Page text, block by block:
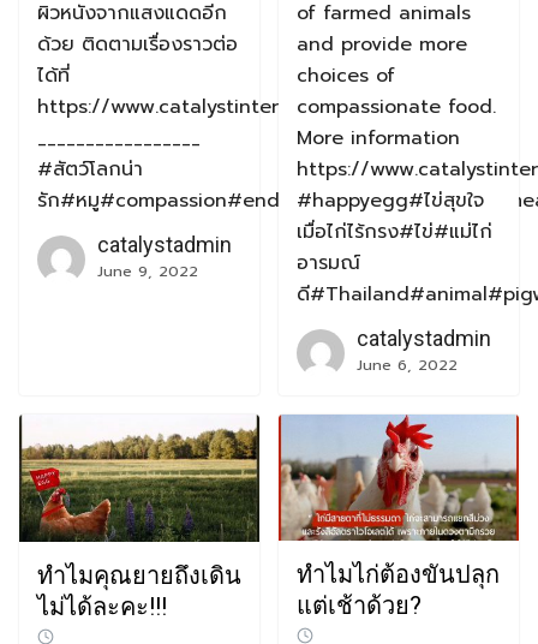
ผิวหนังจากแสงแดดอีก
ด้วย ติดตามเรื่องราวต่อ
ได้ที่
https://www.catalystintercorp.com/
_________________
#สัตว์โลกน่า
รัก#หมู
catalystadmin
June 9, 2022
of farmed animals
and provide more
choices of
compassionate food.
More information
https://
#happyegg#ไข่สุขใจ
เมื่อไก่ไร้กรง#ไข่#แม่ไก่
อารมณ์
ดี
catalystadmin
June 6, 2022
ทำไมคุณยายถึงเดิน
ไม่ได้ละคะ!!!
ทำไมไก่ต้องขันปลุก
แต่เช้าด้วย?